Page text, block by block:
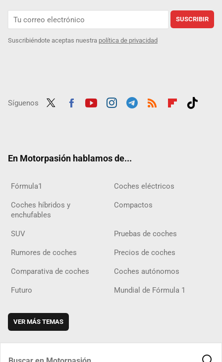
SUSCRIBIR
Suscribiéndote aceptas nuestra política de privacidad
Síguenos
En Motorpasión hablamos de...
Fórmula1 Coches eléctricos
Coches híbridos y
enchufables
Compactos
SUV Pruebas de coches
Rumores de coches Precios de coches
Comparativa de coches Coches autónomos
Futuro Mundial de Fórmula 1
VER MÁS TEMAS